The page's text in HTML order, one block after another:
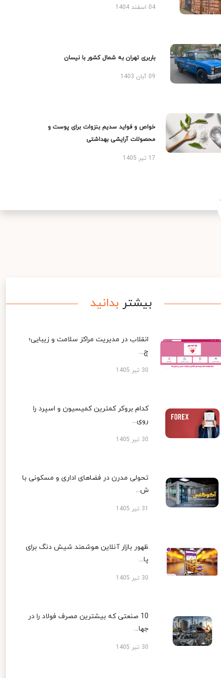
04 اسفند 1404
باربری تهران به شمال کشور با نیسان
09 آبان 1403
خواص و فواید سدیم بنزوات برای پوست و
محصولات آرایشی بهداشتی
17 تیر 1405
بیشتر بدانید
انقلاب در مدیریت مراکز سلامت و زیبایی؛
چ...
30 تیر 1405
کدام بروکر کمترین کمیسیون و اسپرد را
روی...
30 تیر 1405
تحولی مدرن در فضاهای اداری و مسکونی با
ش...
ظهور بازار آنلاین هوشمند شیش دنگ برای
پا...
30 تیر 1405
10 صنعتی که بیشترین مصرف فولاد را در
جها...
30 تیر 1405